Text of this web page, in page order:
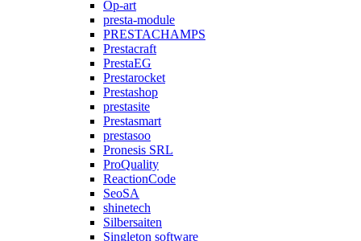
Op-art
presta-module
PRESTACHAMPS
Prestacraft
PrestaEG
Prestarocket
Prestashop
prestasite
Prestasmart
prestasoo
Pronesis SRL
ProQuality
ReactionCode
SeoSA
shinetech
Silbersaiten
Singleton software